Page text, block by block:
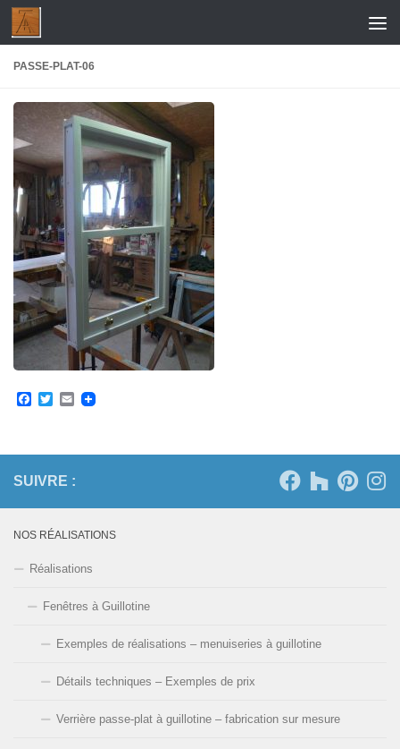
Skip to content
PASSE-PLAT-06
Facebook
Twitter
Email
SUIVRE :
NOS RÉALISATIONS
Réalisations
Fenêtres à Guillotine
Exemples de réalisations – menuiseries à guillotine
Détails techniques – Exemples de prix
Verrière passe-plat à guillotine – fabrication sur mesure